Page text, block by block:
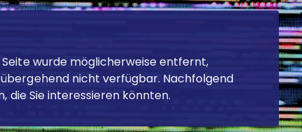
Zurücksetzen
wurde möglicherweise entfernt,
nicht verfügbar. Nachfolgend
die Sie interessieren könnten.